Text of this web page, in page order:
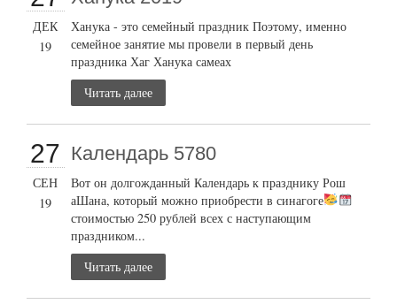
ДЕК
19
Ханука - это семейный праздник Поэтому, именно
семейное занятие мы провели в первый день
праздника Хаг Ханука самеах
Читать далее
27
СЕН
19
Календарь 5780
Вот он долгожданный Календарь к празднику Рош
аШана, который можно приобрести в синагоге
стоимостью 250 рублей всех с наступающим
праздником...
Читать далее